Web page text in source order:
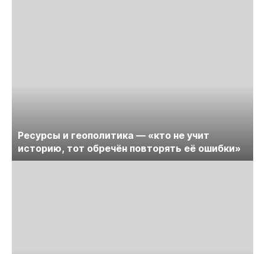
Ресурсы и геополитика — «кто не учит
историю, тот обречён повторять её ошибки»